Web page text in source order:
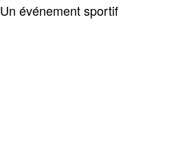
Un événement sportif